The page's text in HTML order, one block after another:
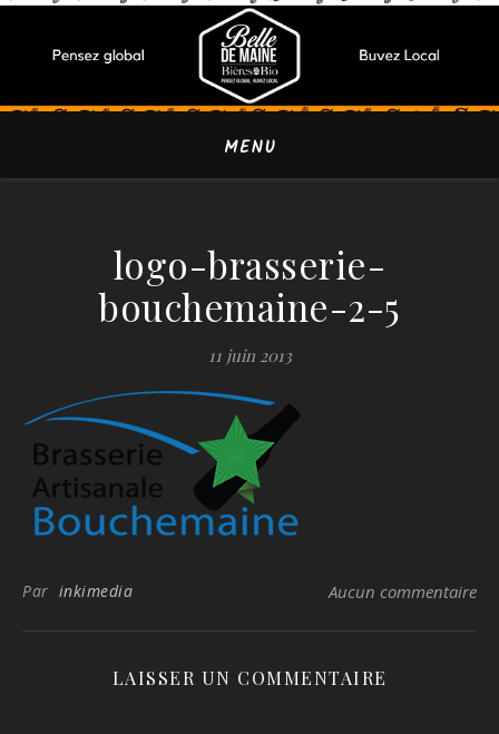
MENU
logo-brasserie-
bouchemaine-2-5
11 juin 2013
Par inkimedia Aucun commentaire
LAISSER UN COMMENTAIRE